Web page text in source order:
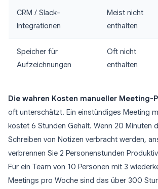
CRM / Slack-
Integrationen
Meist nicht
enthalten
Speicher für
Aufzeichnungen
Oft nicht
enthalten
Die wahren Kosten manueller Meeting-
oft unterschätzt. Ein einstündiges Meeting
kostet 6 Stunden Gehalt. Wenn 20 Minuten
Schreiben von Notizen verbracht werden,
verbrennen Sie 2 Personenstunden
Für ein Team von 10 Personen mit 3
Meetings pro Woche sind das über 300